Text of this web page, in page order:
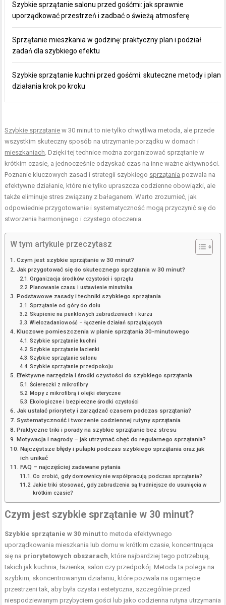
Szybkie sprzątanie salonu przed gośćmi: jak sprawnie
uporządkować przestrzeń i zadbać o świeżą atmosferę
Sprzątanie mieszkania w godzinę: praktyczny plan i podział
zadań dla szybkiego efektu
Szybkie sprzątanie kuchni przed gośćmi: skuteczne metody i plan
działania krok po kroku
Szybkie sprzątanie w 30 minut to nie tylko chwytliwa metoda, ale przede
wszystkim skuteczny sposób na utrzymanie porządku w domach i
mieszkaniach. Dzięki tej technice można zorganizować sprzątanie w
krótkim czasie, a jednocześnie odzyskać czas na inne ważne aktywności.
Poznanie kluczowych zasad i strategii szybkiego sprzątania pozwala na
efektywne działanie, które nie tylko upraszcza codzienne obowiązki, ale
także eliminuje stres związany z bałaganem. Warto zrozumieć, jak
odpowiednie przygotowanie i systematyczność mogą przyczynić się do
stworzenia harmonijnego i czystego otoczenia.
W tym artykule przeczytasz
Czym jest szybkie sprzątanie w 30 minut?
Jak przygotować się do skutecznego sprzątania w 30 minut?
Organizacja środków czystości i sprzętu
Planowanie czasu i ustawienie minutnika
Podstawowe zasady i techniki szybkiego sprzątania
Sprzątanie od góry do dołu
Skupienie na punktowych zabrudzeniach i kurzu
Wielozadaniowość – łączenie działań sprzątających
Kluczowe pomieszczenia w planie sprzątania 30-minutowego
Szybkie sprzątanie kuchni
Szybkie sprzątanie łazienki
Szybkie sprzątanie salonu
Szybkie sprzątanie przedpokoju
Efektywne narzędzia i środki czystości do szybkiego sprzątania
Ściereczki z mikrofibry
Mopy z mikrofibrą i olejki eteryczne
Ekologiczne i bezpieczne środki czystości
Jak ustalać priorytety i zarządzać czasem podczas sprzątania?
Systematyczność i tworzenie codziennej rutyny sprzątania
Praktyczne triki i porady na szybkie sprzątanie bez stresu
Motywacja i nagrody – jak utrzymać chęć do regularnego sprzątania?
Najczęstsze błędy i pułapki podczas szybkiego sprzątania oraz jak
ich unikać
FAQ – najczęściej zadawane pytania
Co zrobić, gdy domownicy nie współpracują podczas sprzątania?
Jakie triki stosować, gdy zabrudzenia są trudniejsze do usunięcia w
krótkim czasie?
Czym jest szybkie sprzątanie w 30 minut?
Szybkie sprzątanie w 30 minutto metoda efektywnego
uporządkowania mieszkania lub domu w krótkim czasie, koncentrująca
się na priorytetowych obszarach, które najbardziej tego potrzebują,
takich jak kuchnia, łazienka, salon czy przedpokój. Metoda ta polega na
szybkim, skoncentrowanym działaniu, które pozwala na ogarnięcie
przestrzeni tak, aby była czysta i estetyczna, szczególnie przed
niespodziewanym przybyciem gości lub jako codzienna rutyna utrzymania